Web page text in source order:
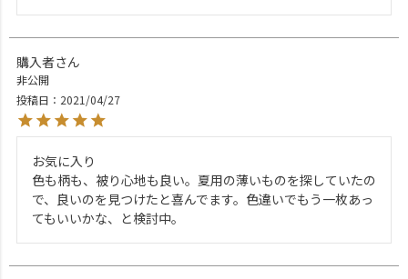
購入者
非公開
投稿日
2021/04/27
お気に入り
色も柄も、被り心地も良い。夏用の薄いものを探していたの
で、良いのを見つけたと喜んでます。色違いでもう一枚あっ
てもいいかな、と検討中。